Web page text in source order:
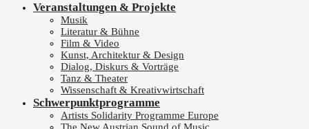
Veranstaltungen & Projekte
Musik
Literatur & Bühne
Film & Video
Kunst, Architektur & Design
Dialog, Diskurs & Vorträge
Tanz & Theater
Wissenschaft & Kreativwirtschaft
Schwerpunktprogramme
Artists Solidarity Programme Europe